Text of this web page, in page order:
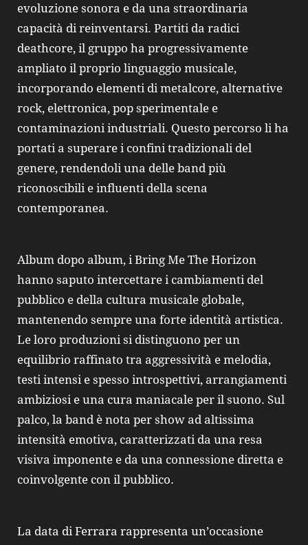
evoluzione sonora e da una straordinaria
capacità di reinventarsi. Partiti da radici
deathcore, il gruppo ha progressivamente
ampliato il proprio linguaggio musicale,
incorporando elementi di metalcore, alternative
rock, elettronica, pop sperimentale e
contaminazioni industriali. Questo percorso li ha
portati a superare i confini tradizionali del
genere, rendendoli una delle band più
riconoscibili e influenti della scena
contemporanea.
Album dopo album, i Bring Me The Horizon
hanno saputo intercettare i cambiamenti del
pubblico e della cultura musicale globale,
mantenendo sempre una forte identità artistica.
Le loro produzioni si distinguono per un
equilibrio raffinato tra aggressività e melodia,
testi intensi e spesso introspettivi, arrangiamenti
ambiziosi e una cura maniacale per il suono. Sul
palco, la band è nota per show ad altissima
intensità emotiva, caratterizzati da una resa
visiva imponente e da una connessione diretta e
coinvolgente con il pubblico.
La data di Ferrara rappresenta un’occasione